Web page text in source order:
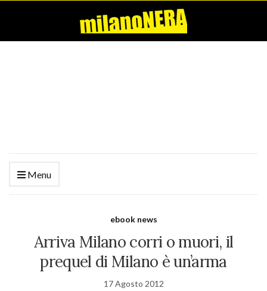
Menu
ebook news
Arriva Milano corri o muori, il
prequel di Milano è un’arma
17 Agosto 2012